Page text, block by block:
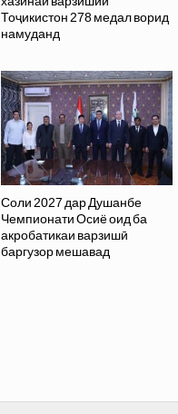
Тоҷикистон 278 медал ворид
намуданд
Соли 2027 дар Душанбе
Чемпионати Осиё оид ба
акробатикаи варзишӣ
баргузор мешавад